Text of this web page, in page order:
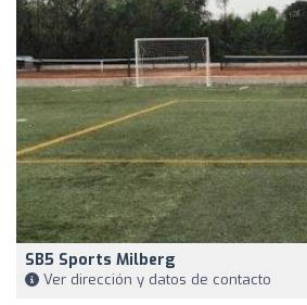
SB5 Sports Milberg
Ver dirección y datos de contacto